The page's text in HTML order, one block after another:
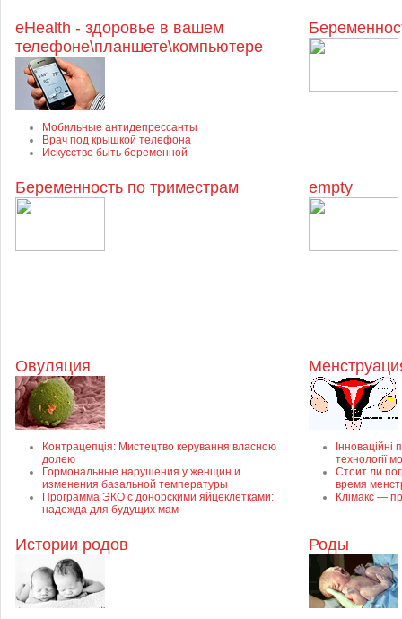
eHealth - здоровье в вашем
телефоне\планшете\компьютере
Мобильные антидепрессанты
Врач под крышкой телефона
Искусство быть беременной
Беременность по триместрам empty
Овуляция
Контрацепція: Мистецтво керування власною
долею
Гормональные нарушения у женщин и
изменения базальной температуры
Программа ЭКО с донорскими яйцеклетками:
надежда для будущих мам
Інноваційні
технології
Стоит ли
время
Клімакс —
Истории родов Роды